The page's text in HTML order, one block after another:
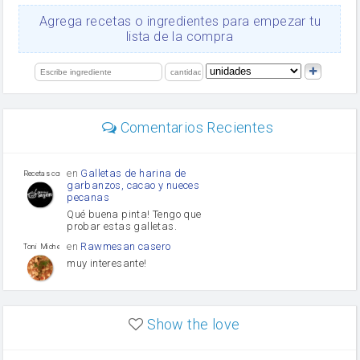
Ajos
salsa de soja
limón
Agrega recetas o ingredientes para empezar tu
lista de la compra
Comentarios Recientes
Recetas con sazon
en Galletas de harina de
garbanzos, cacao y nueces
pecanas
Qué buena pinta! Tengo que
probar estas galletas.
Toni Michel Caubet
en Rawmesan casero
muy interesante!
enLasaña casera fácil y
Show the love